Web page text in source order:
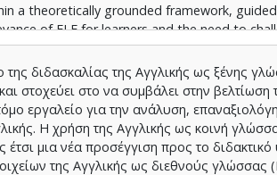
a theoretically grounded framework,
of ELF for learners and the need to
learners ‘needs. It also follows a
ELF, English as an International
Learning.
checklist, a mixed-method approach was
and teaching contexts in
designed ELF-aware lesson plans, and
διδασκαλίας της Aγγλικής ως ξένης
στοχεύει στο να συμβάλει στην βελτίωση
εργαλείο για την ανάλυση,
H χρήση της Αγγλικής ως κοινή
μια νέα προσέγγιση προς το διδακτικό
της Αγγλικής ως διεθνούς γλώσσας